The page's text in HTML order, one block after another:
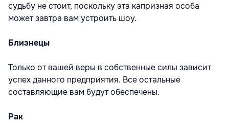
судьбу не стоит, поскольку эта капризная особа
может завтра вам устроить шоу.
Близнецы
Только от вашей веры в собственные силы зависит
успех данного предприятия. Все остальные
составляющие вам будут обеспечены.
Рак